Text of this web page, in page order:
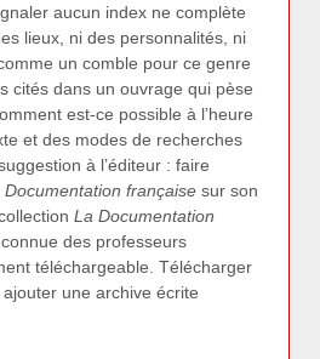
aucun index ne complète
lieux, ni des personnalités, ni
un comble pour ce genre
cités dans un ouvrage qui pèse
est-ce possible à l’heure
et des modes de recherches
à l’éditeur : faire
Documentation française sur son
La Documentation
connue des professeurs
téléchargeable. Télécharger
ajouter une archive écrite